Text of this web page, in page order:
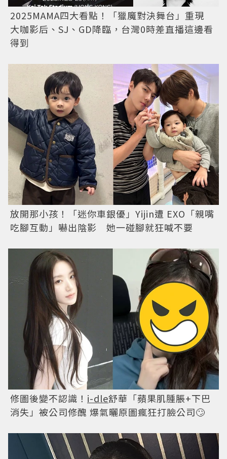
2025MAMA四大看點！「獵魔對決舞台」重現
大咖影后、SJ、GD降臨，台灣0時差直播這邊看
得到
放開那小孩！「迷你車銀優」Yijin遭 EXO「親嘴
吃腳互動」嚇出陰影 她一碰腳就狂喊不要
修圖後變不認識！ i-dle舒華「蘋果肌腫脹+下巴
消失」被公司修醜 爆氣曬原圖瘋狂打臉公司🙄